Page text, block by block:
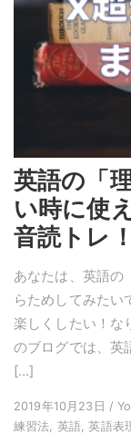
英語の「
い時に使
音読トレ！
あなたは、英語の
らためしてみたい
楽しくしたい！な
のブログでは、英
[…]
2019年10月23日 /
練習法, 英語, 英語表